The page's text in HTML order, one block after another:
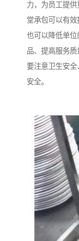
力，为员工提
堂承包可以有
也可以降低单
品、提高服务
要注意卫生安
安全。